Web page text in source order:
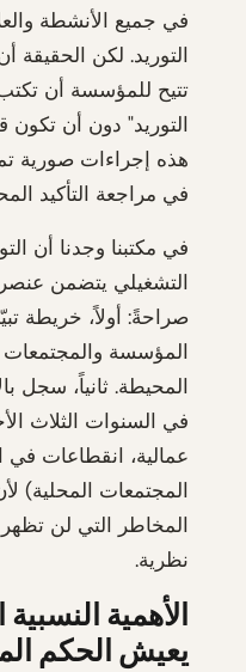
في جميع الأنشطة
التوريد. لكن
تتيح للمؤسسة أن
التوريد" دون أن
هذه إجراءات صورية
في مراجعة التأكيد
في مكتبنا وجدنا أن
التشغيلي يتضمن
صراحةً: أولاً، خريطة
المؤسسة والمجتمعات
المحيطة. ثانياً، سجل
في السنوات الثلاث
عمالية، انقطاعات في
المجتمعات المحلية)
المخاطر التي لن
نظرية.
الأهمية
يعيش الحكم